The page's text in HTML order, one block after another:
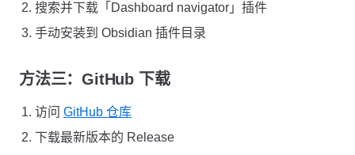
搜索并下载「Dashboard navigator」插件
手动安装到 Obsidian 插件目录
方法三：GitHub 下载
访问 GitHub 仓库
下载最新版本的 Release